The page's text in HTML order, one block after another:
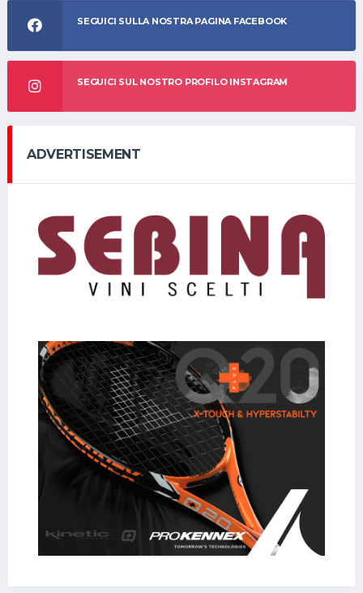
SEGUICI SULLA NOSTRA PAGINA FACEBOOK
SEGUICI SUL NOSTRO PROFILO INSTAGRAM
ADVERTISEMENT